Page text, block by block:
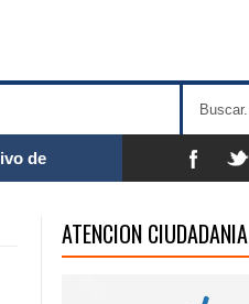
de
de la meta de
ATENCION CIUDADANIA